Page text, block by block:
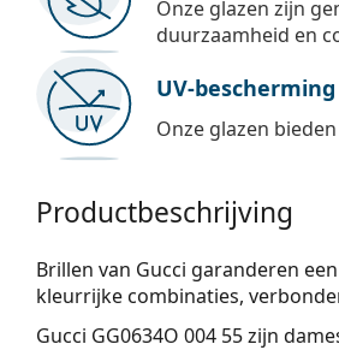
Onze glazen zijn
duurzaamheid en
UV-bescherming
Onze glazen
Productbeschrijving
Brillen van Gucci garanderen
kleurrijke combinaties,
Gucci GG0634O 004 55zijn